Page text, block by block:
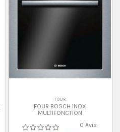
FOUR
FOUR BOSCH INOX
MULTIFONCTION
0 Avis